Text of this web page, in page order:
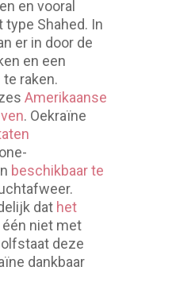
en vooral
type Shahed. In
er in door de
en een
raken.
Amerikaanse
. Oekraïne
beschikbaar te
dat het
niet met
deze
dankbaar